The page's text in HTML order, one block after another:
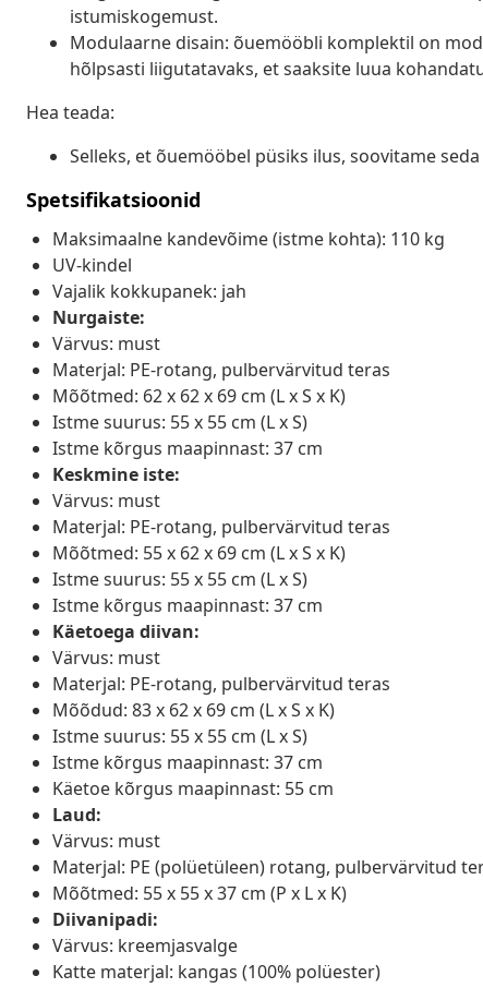
istumiskogemust.
Modulaarne disain: õuemööbli komplektil on
hõlpsasti liigutatavaks, et saaksite luua
Hea teada:
Selleks, et õuemööbel püsiks ilus, soovitame
Spetsifikatsioonid
Maksimaalne kandevõime (istme kohta): 110 kg
UV-kindel
Vajalik kokkupanek: jah
Nurgaiste:
Värvus: must
Materjal: PE-rotang, pulbervärvitud teras
Mõõtmed: 62 x 62 x 69 cm (L x S x K)
Istme suurus: 55 x 55 cm (L x S)
Istme kõrgus maapinnast: 37 cm
Keskmine iste:
Värvus: must
Materjal: PE-rotang, pulbervärvitud teras
Mõõtmed: 55 x 62 x 69 cm (L x S x K)
Istme suurus: 55 x 55 cm (L x S)
Istme kõrgus maapinnast: 37 cm
Käetoega diivan:
Värvus: must
Materjal: PE-rotang, pulbervärvitud teras
Mõõdud: 83 x 62 x 69 cm (L x S x K)
Istme suurus: 55 x 55 cm (L x S)
Istme kõrgus maapinnast: 37 cm
Käetoe kõrgus maapinnast: 55 cm
Laud:
Värvus: must
Materjal: PE (polüetüleen) rotang, pulbervärvitud
Mõõtmed: 55 x 55 x 37 cm (P x L x K)
Diivanipadi:
Värvus: kreemjasvalge
Katte materjal: kangas (100% polüester)